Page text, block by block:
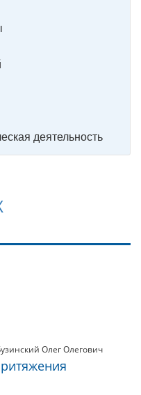
деятельность
Олег Олегович